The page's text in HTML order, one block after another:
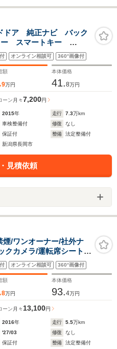
ドア 純正ナビ バック
スマートキー
CD フルセグ ア
ラー 横滑り防止装置
オンライン相談可 360°画像付
額
9万円
本体価格
41.8万円
ーン 月々7,200円
2015年 走行 7.3万km
車検整備付 修復
なし
保証付 整備
法定整備付
新潟県長岡市
見積依頼
/ワンオーナー/社外ナ
クカメラ/運転席シートヒ
アバイザー/革巻きステ
オンライン相談可 360°画像付
額
8万円
本体価格
93.4万円
ーン 月々 13,100円
2016年 走行 5.5万km
'27/03 修復
なし
保証付 整備
法定整備付